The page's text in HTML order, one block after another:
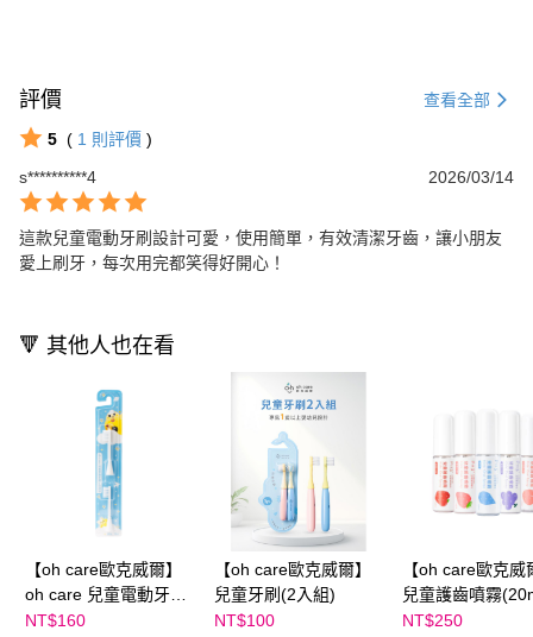
評價 查看全部
5 ( 1 則評價 )
s**********4
2026/03/14
這款兒童電動牙刷設計可愛，使用簡單，有效清潔牙齒，讓小朋友
愛上刷牙，每次用完都笑得好開心！
🔻 其他人也在看
【oh care歐克威爾】
oh care 兒童電動牙刷
替換頭2入組
NT$160
【oh care歐克威爾】
兒童牙刷(2入組)
NT$100
【oh care歐克威
兒童護齒噴霧
NT$250